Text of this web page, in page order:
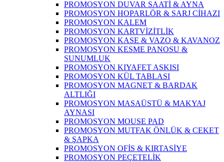
PROMOSYON DUVAR SAATİ & AYNA
PROMOSYON HOPARLÖR & SARJ CİHAZI
PROMOSYON KALEM
PROMOSYON KARTVİZİTLİK
PROMOSYON KASE & VAZO & KAVANOZ
PROMOSYON KESME PANOSU &
SUNUMLUK
PROMOSYON KIYAFET ASKISI
PROMOSYON KÜL TABLASI
PROMOSYON MAGNET & BARDAK
ALTLIĞI
PROMOSYON MASAÜSTÜ & MAKYAJ
AYNASI
PROMOSYON MOUSE PAD
PROMOSYON MUTFAK ÖNLÜK & CEKET
& ŞAPKA
PROMOSYON OFİS & KIRTASİYE
PROMOSYON PEÇETELİK